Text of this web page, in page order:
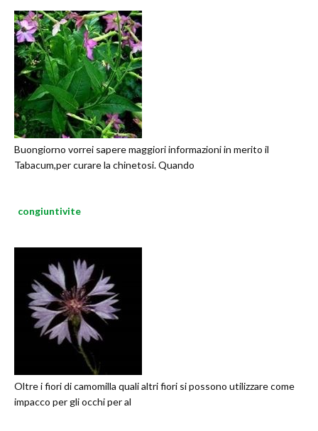
Buongiorno vorrei sapere maggiori informazioni in merito il
Tabacum,per curare la chinetosi. Quando
congiuntivite
Oltre i fiori di camomilla quali altri fiori si possono utilizzare come
impacco per gli occhi per al